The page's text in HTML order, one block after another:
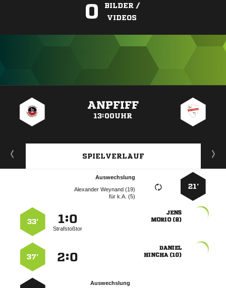
0
BILDER /
VIDEOS
ANPFIFF
13:00UHR
SPIELVERLAUF
21’
Auswechslung
  
fürk.A. (5)

 
:
Strafstoßtor
33’

 
:
37’
Auswechslung